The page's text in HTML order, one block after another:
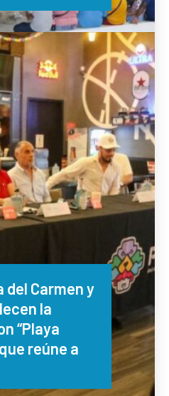
del Carmen y
la
“Playa
reúne a